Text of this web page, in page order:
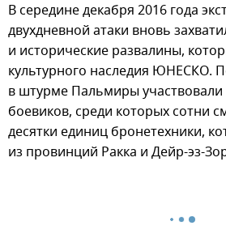
В середине декабря 2016 года
двухдневной атаки вновь
и исторические развалины,
культурного наследия ЮНЕСКО.
в штурме Пальмиры участвовали
боевиков, среди которых сотни
десятки единиц бронетехники,
из провинций Ракка и Дейр-эз-